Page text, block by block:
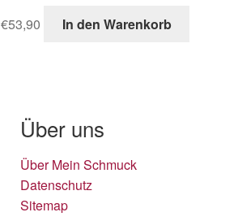
€53,90 In den Warenkorb
Über uns
Über Mein Schmuck
Datenschutz
Sitemap